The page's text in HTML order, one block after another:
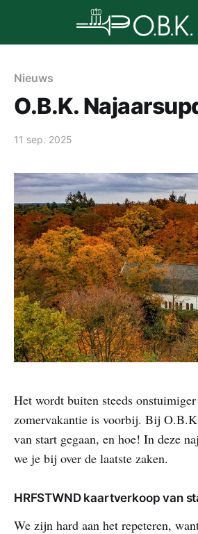
Nieuws
O.B.K.
11 sep. 2025
Het wordt buiten steeds
zomervakantie is voorbij. Bij
van start gegaan, en hoe! In deze
we je bij over de laatste zaken.
HRFSTWND kaartverkoop van
We zijn hard aan het repeteren,